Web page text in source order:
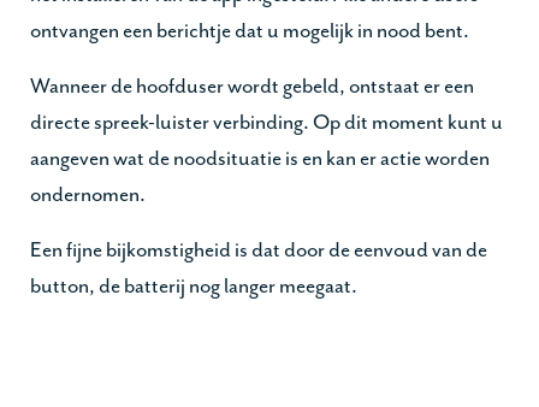
ontvangen een berichtje dat u mogelijk in nood bent.
Wanneer de hoofduser wordt gebeld, ontstaat er een
directe spreek-luister verbinding. Op dit moment kunt u
aangeven wat de noodsituatie is en kan er actie worden
ondernomen.
Een fijne bijkomstigheid is dat door de eenvoud van de
button, de batterij nog langer meegaat.